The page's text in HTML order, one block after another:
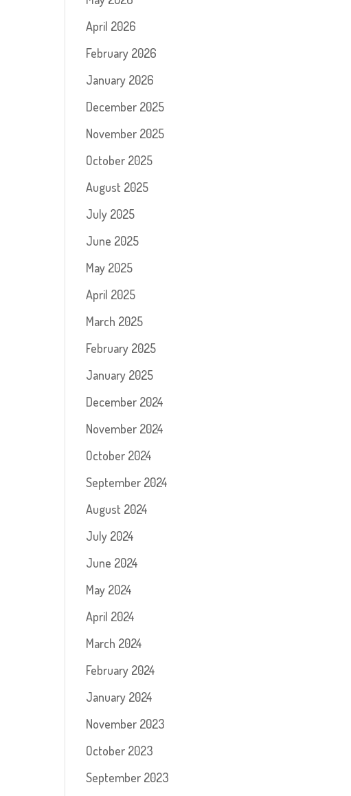
April 2026
February 2026
January 2026
December 2025
November 2025
October 2025
August 2025
July 2025
June 2025
May 2025
April 2025
March 2025
February 2025
January 2025
December 2024
November 2024
October 2024
September 2024
August 2024
July 2024
June 2024
May 2024
April 2024
March 2024
February 2024
January 2024
November 2023
October 2023
September 2023